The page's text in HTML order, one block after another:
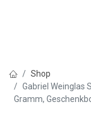
Shop
Gabriel Weinglas
Gramm,